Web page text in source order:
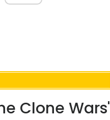
Clone Wars'